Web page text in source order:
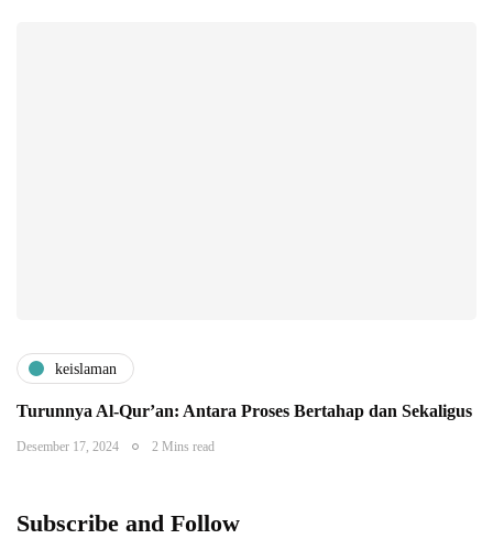
keislaman
Turunnya Al-Qur’an: Antara Proses Bertahap dan Sekaligus
Desember 17, 2024 2 Mins read
Subscribe and Follow